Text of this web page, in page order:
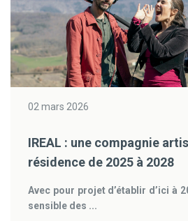
02 mars 2026
IREAL : une compagnie
résidence de 2025 à 2028
Avec pour projet d’établir d’ici à
sensible des ...